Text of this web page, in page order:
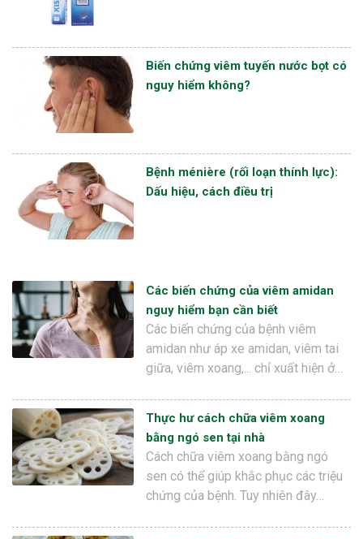
Biến chứng viêm tuyến nước bọt có
nguy hiểm không?
Bệnh ménière (rối loạn thính lực):
Dấu hiệu, cách điều trị
Các biến chứng của viêm amidan
nguy hiểm bạn cần biết
Các biến chứng của bệnh viêm
amidan như áp xe amidan, viêm tai
giữa, viêm xoang,... chỉ xuất hiện ở…
Thực hư cách chữa viêm xoang
bằng ngó sen tại nhà
Cách chữa viêm xoang bằng ngó
sen có thể giúp khắc phục các triệu
chứng của bệnh. Tuy nhiên đây…